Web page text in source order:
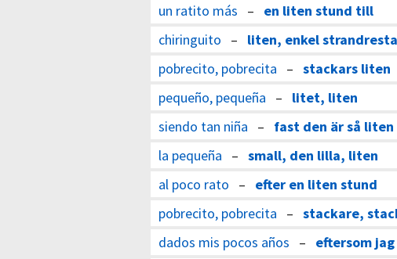
un ratito más – en liten stund till
chiringuito – liten, enkel
pobrecito, pobrecita – stackars liten
pequeño, pequeña – litet, liten
siendo tan niña – fast den är så liten
la pequeña – small, den lilla, liten
al poco rato – efter en liten stund
pobrecito, pobrecita – stackare,
dados mis pocos años – eftersom